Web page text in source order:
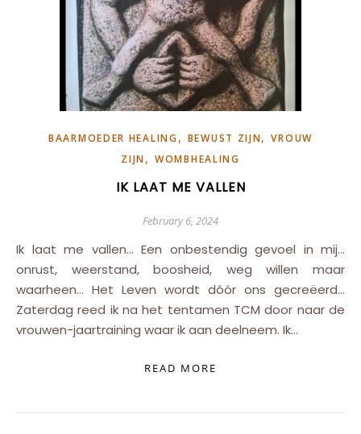
BAARMOEDER HEALING, BEWUST ZIJN,VROUW
ZIJN,WOMBHEALING
IK LAAT ME VALLEN
February 6, 2024
Ik laat me vallen… Een onbestendig gevoel in mij…
onrust, weerstand, boosheid, weg willen maar
waarheen… Het Leven wordt dóór ons gecreëerd…
Zaterdag reed ik na het tentamen TCM door naar de
vrouwen-jaartraining waar ik aan deelneem. Ik…
READ MORE